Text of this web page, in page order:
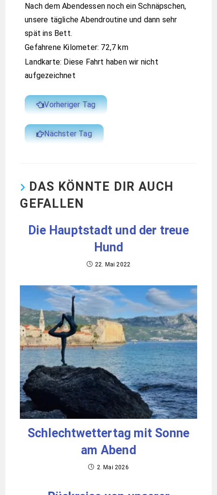
Nach dem Abendessen noch ein Schnäpschen,
unsere tägliche Abendroutine und dann sehr
spät ins Bett.
Gefahrene Kilometer: 72,7 km
Landkarte: Diese Fahrt haben wir nicht
aufgezeichnet
Vorheriger Tag
Nächster Tag
DAS KÖNNTE DIR AUCH
GEFALLEN
Die Hauptstadt und der treue
Hund
22. Mai 2022
Schlechtwettertag mit Sonne
am Abend
2. Mai 2026